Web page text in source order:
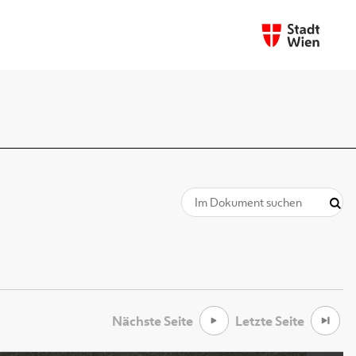
Nächste Seite Letzte Seite